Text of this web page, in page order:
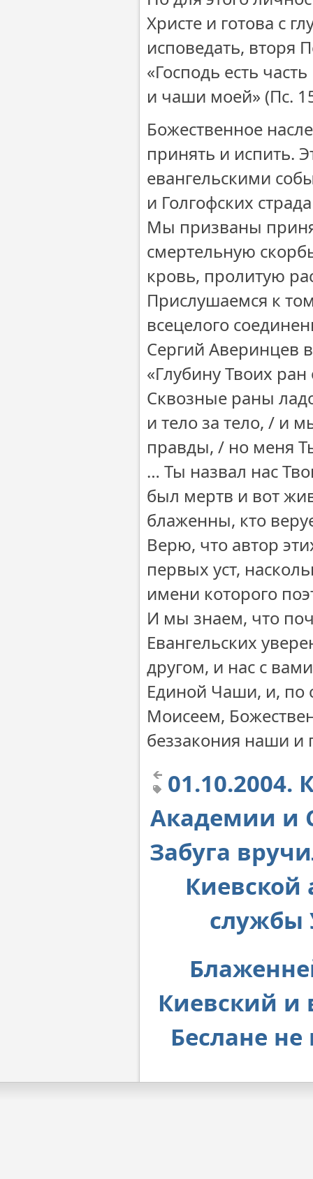
Христе и готова с
исповедать, вторя
«Господь есть
и чаши моей» (Пс.
Божественное
принять и испить.
евангельскими
и Голгофских
Мы призваны
смертельную
кровь, пролитую
Прислушаемся к
всецелого
Сергий Аверинцев
«Глубину Твоих
Сквозные раны
и тело за тело, / и
правды, / но меня
… Ты назвал нас
был мертв и вот
блаженны, кто
Верю, что автор
первых уст,
имени которого
И мы знаем, что
Евангельских
другом, и нас с
Единой Чаши, и, по
Моисеем,
беззакония наши и
01.10.2004.
Академии и
Забуга
Киевской
службы
Киевский и
Беслане